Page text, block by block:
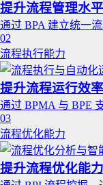
提升流程管理水平
通过 BPA 建立统一
02
流程执行能力
提升流程运行效率
通过 BPMA 与 BPE
03
流程优化能力
提升流程优化能力